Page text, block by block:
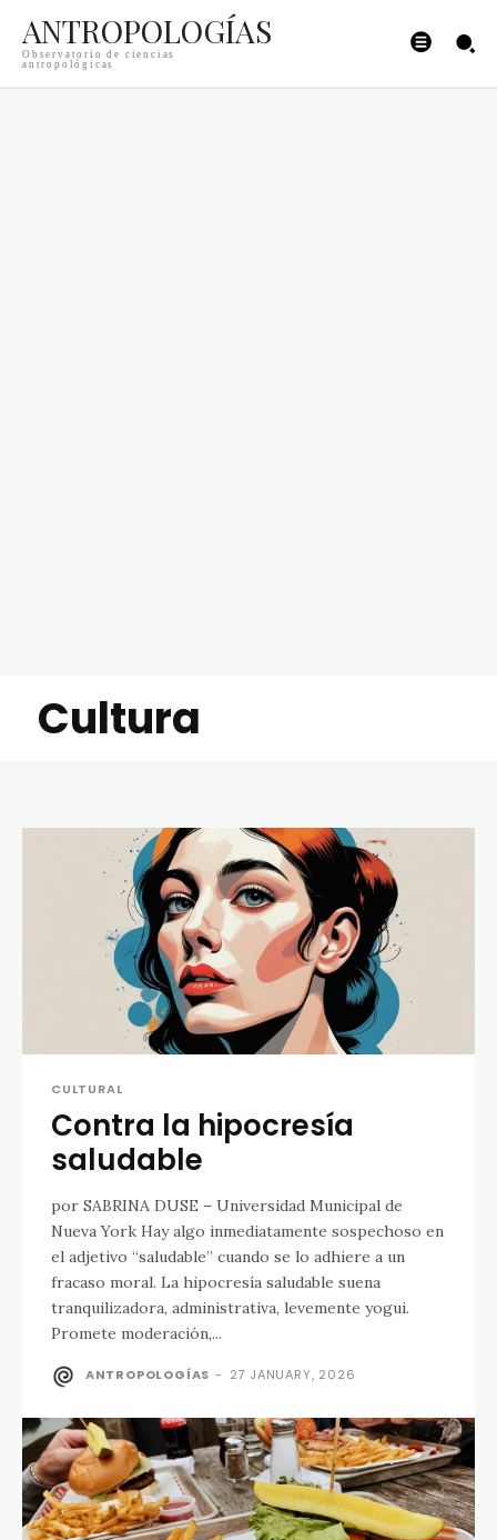
ANTROPOLOGÍAS
Observatorio de ciencias
antropológicas
Cultura
CULTURAL
Contra la hipocresía
saludable
por SABRINA DUSE – Universidad Municipal de
Nueva York Hay algo inmediatamente sospechoso en
el adjetivo “saludable” cuando se lo adhiere a un
fracaso moral. La hipocresía saludable suena
tranquilizadora, administrativa, levemente yogui.
Promete moderación,...
ANTROPOLOGÍAS - 27 JANUARY, 2026